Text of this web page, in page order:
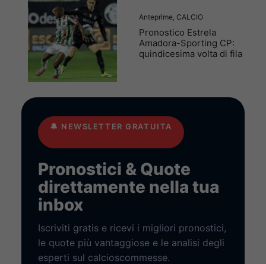
Anteprime, CALCIO
Pronostico Estrela
Amadora-Sporting CP:
quindicesima volta di fila
🔔 NEWSLETTER GRATUITA
Pronostici & Quote
direttamente nella tua
inbox
Iscriviti gratis e ricevi i migliori pronostici,
le quote più vantaggiose e le analisi degli
esperti sul calcioscommesse.